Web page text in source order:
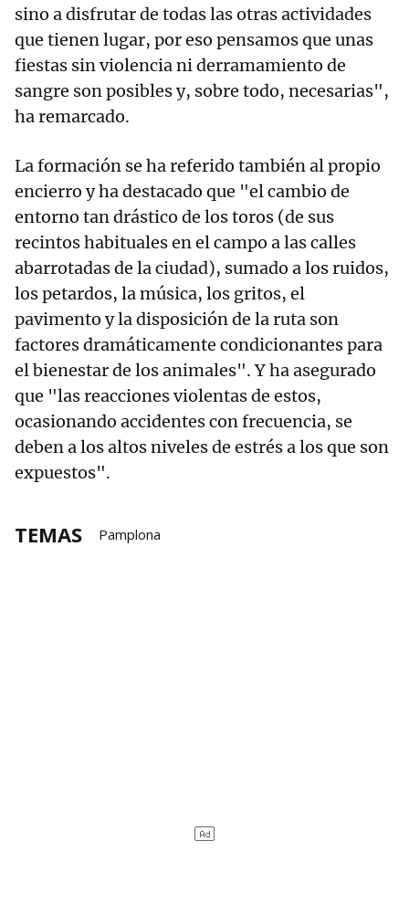
sino a disfrutar de todas las otras actividades
que tienen lugar, por eso pensamos que unas
fiestas sin violencia ni derramamiento de
sangre son posibles y, sobre todo, necesarias",
ha remarcado.
La formación se ha referido también al propio
encierro y ha destacado que "el cambio de
entorno tan drástico de los toros (de sus
recintos habituales en el campo a las calles
abarrotadas de la ciudad), sumado a los ruidos,
los petardos, la música, los gritos, el
pavimento y la disposición de la ruta son
factores dramáticamente condicionantes para
el bienestar de los animales". Y ha asegurado
que "las reacciones violentas de estos,
ocasionando accidentes con frecuencia, se
deben a los altos niveles de estrés a los que son
expuestos".
TEMAS Pamplona